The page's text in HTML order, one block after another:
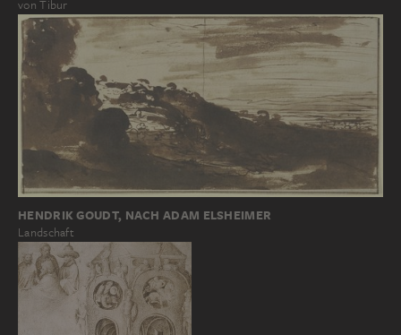
von Tibur
HENDRIK GOUDT, NACH ADAM ELSHEIMER
Landschaft